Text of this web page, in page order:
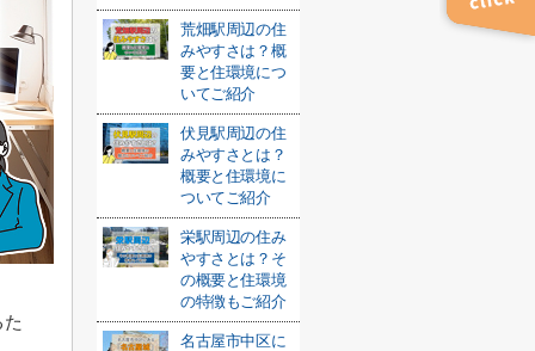
荒畑駅周辺の住
みやすさは？概
要と住環境につ
いてご紹介
伏見駅周辺の住
みやすさとは？
概要と住環境に
ついてご紹介
栄駅周辺の住み
やすさとは？そ
の概要と住環境
の特徴もご紹介
名古屋市中区に